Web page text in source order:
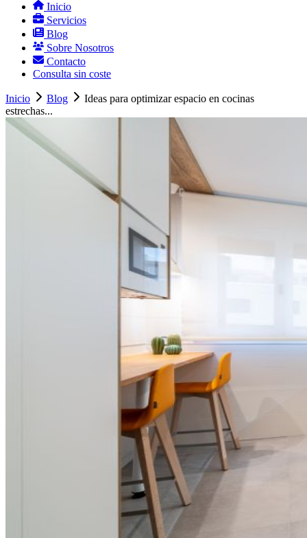
Inicio
Servicios
Blog
Sobre Nosotros
Contacto
Consulta sin coste
Inicio Blog
Ideas para optimizar espacio en cocinas
estrechas...